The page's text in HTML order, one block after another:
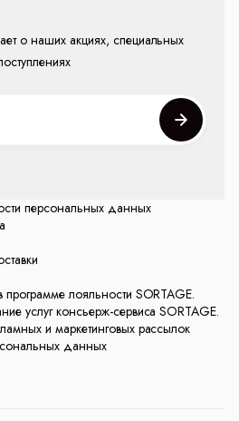
персональных данных
программе лояльности SORTAGE.
услуг консьерж-сервиса SORTAGE.
и маркетинговых рассылок
данных
о наших акциях, специальных